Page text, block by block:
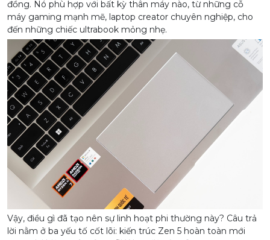
đồng. Nó phù hợp với bất kỳ thân máy nào, từ những cỗ
máy gaming mạnh mẽ, laptop creator chuyên nghiệp, cho
đến những chiếc ultrabook mỏng nhẹ.
Vậy, điều gì đã tạo nên sự linh hoạt phi thường này? Câu trả
lời nằm ở ba yếu tố cốt lõi: kiến trúc Zen 5 hoàn toàn mới